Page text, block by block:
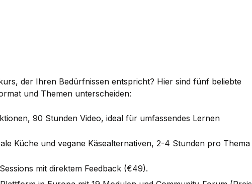
der Ihren Bedürfnissen entspricht? Hier sind fünf beliebte
und Themen unterscheiden:
90 Stunden Video, ideal für umfassendes Lernen
Küche und vegane Käsealternativen, 2-4 Stunden pro Thema
mit direktem Feedback (€49).